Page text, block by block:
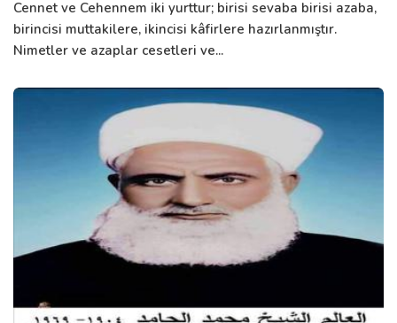
Cennet ve Cehennem iki yurttur; birisi sevaba birisi azaba,
birincisi muttakilere, ikincisi kâfirlere hazırlanmıştır.
Nimetler ve azaplar cesetleri ve...